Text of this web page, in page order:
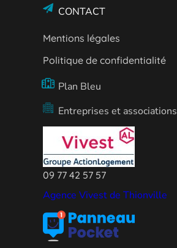
CONTACT
Mentions légales
Politique de confidentialité
Plan Bleu
Entreprises et associations
09 77 42 57 57
Agence Vivest de Thionville